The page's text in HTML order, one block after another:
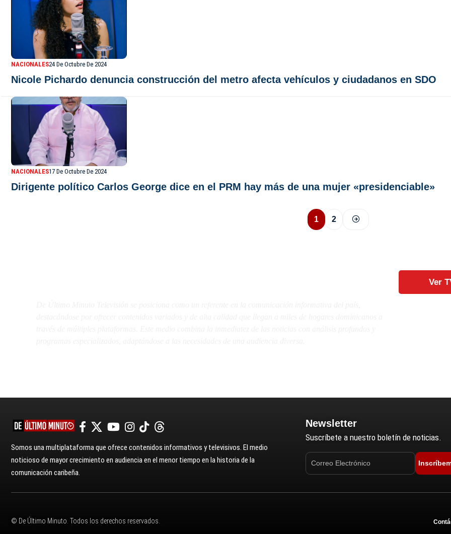
NACIONALES24 De Octubre De 2024
Nicole Pichardo denuncia construcción del metro afecta vehículos y ciudadanos en SDO
NACIONALES17 De Octubre De 2024
Dirigente político Carlos George dice en el PRM hay más de una mujer «presidenciable»
1 2
Ver
Somos una multiplataforma que ofrece contenidos informativos y televisivos. El medio
noticioso de mayor crecimiento en audiencia en el menor tiempo en la historia de la
comunicación caribeña.
Newsletter
Suscríbete a nuestro boletín de noticias.
© De Último Minuto. Todos los derechos reservados.